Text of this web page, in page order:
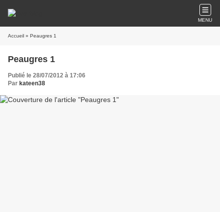
MENU
Accueil » Peaugres 1
Peaugres 1
Publié le 28/07/2012 à 17:06
Par kateen38